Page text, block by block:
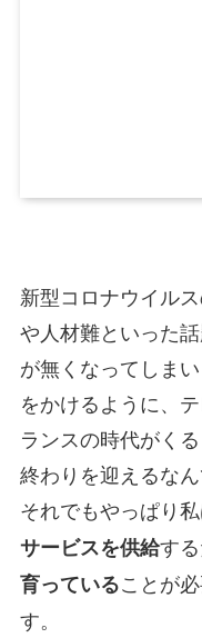
新型コロナウイル
や人材難といった
が無くなってしま
をかけるように、
ランスの時代がく
終わりを迎えるな
それでもやっぱり
サービスを供給する
育っていることが
す。